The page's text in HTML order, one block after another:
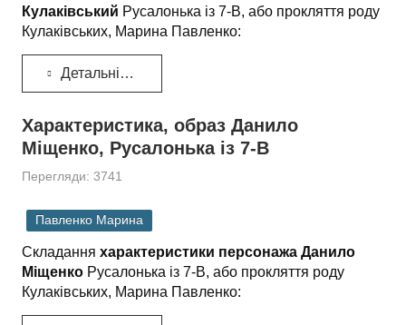
Кулаківський Русалонька із 7-В, або прокляття роду
Кулаківських, Марина Павленко:
Детальніше...
Характеристика, образ Данило
Міщенко, Русалонька із 7-В
Перегляди: 3741
Павленко Марина
Складання характеристики персонажа Данило
Міщенко Русалонька із 7-В, або прокляття роду
Кулаківських, Марина Павленко: